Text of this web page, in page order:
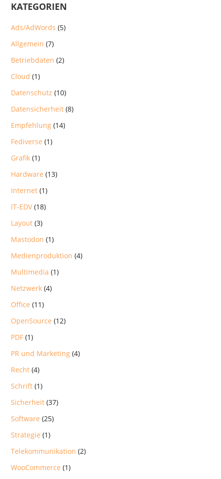
KATEGORIEN
Ads/AdWords (5)
Allgemein (7)
Betriebdaten (2)
Cloud (1)
Datenschutz (10)
Datensicherheit (8)
Empfehlung (14)
Fediverse (1)
Grafik (1)
Hardware (13)
Internet (1)
IT-EDV(18)
Layout (3)
Mastodon (1)
Medienproduktion (4)
Multimedia (1)
Netzwerk (4)
Office (11)
OpenSource (12)
PDF (1)
PR und Marketing (4)
Recht (4)
Schrift (1)
Sicherheit (37)
Software (25)
Strategie (1)
Telekommunikation (2)
WooCommerce (1)